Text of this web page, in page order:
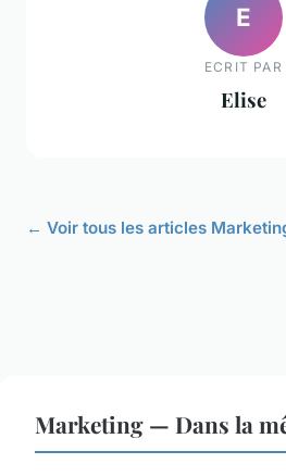
E
ECRIT PAR
Elise
← Voir tous les articles
Marketing — Dans la